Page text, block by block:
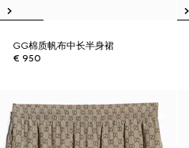
GG棉质帆布中长半身裙
€ 950